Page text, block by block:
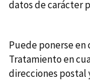
datos de carácter
Puede ponerse
Tratamiento en
direcciones postal